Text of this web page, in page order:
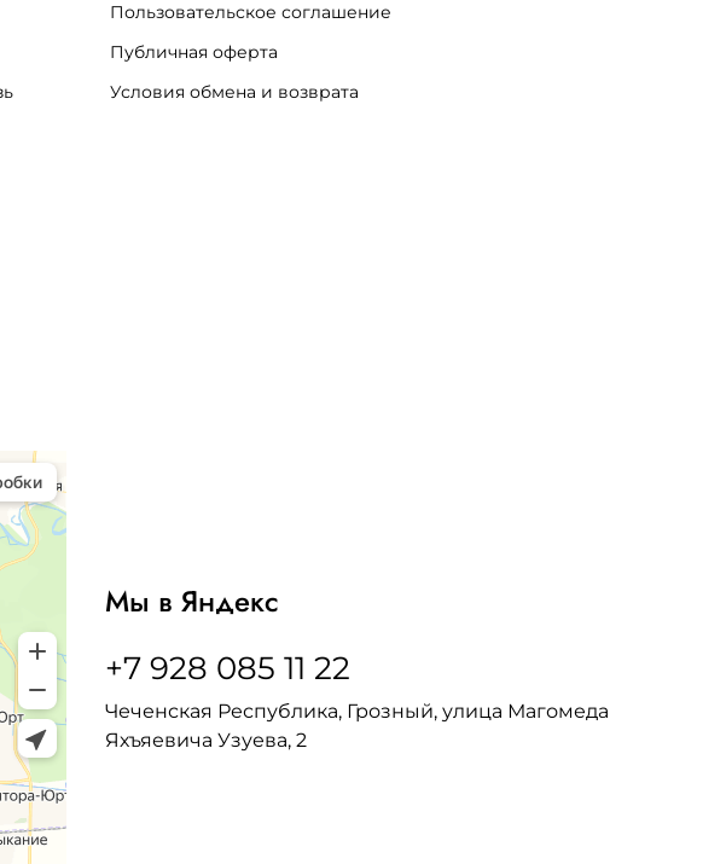
Пользовательское соглашение
Публичная оферта
Условия обмена и возврата
Мы в Яндекс
+7 928 085 11 22
Чеченская Республика, Грозный, улица Магомеда
Яхъяевича Узуева, 2